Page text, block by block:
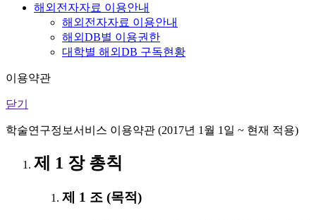
해외전자자료 이용안내
해외전자자료 이용안내
해외DB별 이용권한
대학별 해외DB 구독현황
이용약관
닫기
학술연구정보서비스 이용약관 (2017년 1월 1일 ~ 현재 적용)
제 1 장 총칙
제 1 조 (목적)